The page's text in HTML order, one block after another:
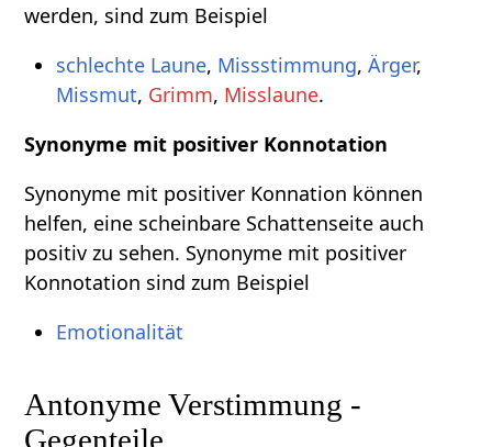
werden, sind zum Beispiel
schlechte Laune, Missstimmung, Ärger,
Missmut, Grimm, Misslaune.
Synonyme mit positiver Konnotation
Synonyme mit positiver Konnation können
helfen, eine scheinbare Schattenseite auch
positiv zu sehen. Synonyme mit positiver
Konnotation sind zum Beispiel
Emotionalität
Antonyme Verstimmung -
Gegenteile